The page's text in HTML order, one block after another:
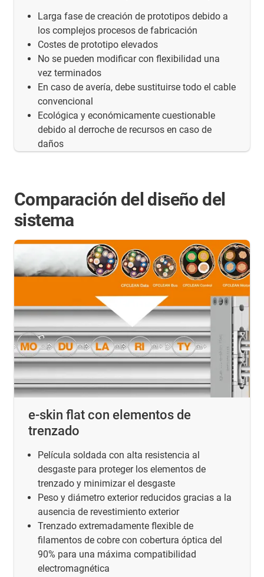
Larga fase de creación de prototipos debido a
los complejos procesos de fabricación
Costes de prototipo elevados
No se pueden modificar con flexibilidad una
vez terminados
En caso de avería, debe sustituirse todo el cable
convencional
Ecológica y económicamente cuestionable
debido al derroche de recursos en caso de
daños
Comparación del diseño del
sistema
e-skin flat con elementos de
trenzado
Película soldada con alta resistencia al
desgaste para proteger los elementos de
trenzado y minimizar el desgaste
Peso y diámetro exterior reducidos gracias a la
ausencia de revestimiento exterior
Trenzado extremadamente flexible de
filamentos de cobre con cobertura óptica del
90% para una máxima compatibilidad
electromagnética